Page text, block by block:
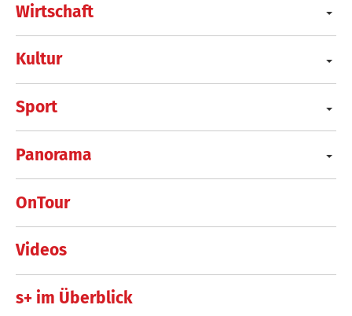
Wirtschaft
Kultur
Sport
Panorama
OnTour
Videos
s+ im Überblick